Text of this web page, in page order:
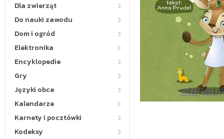
Dla zwierząt
Do nauki zawodu
Dom i ogród
Elektronika
Encyklopedie
Gry
Języki obce
Kalendarze
Karnety i pocztówki
Kodeksy